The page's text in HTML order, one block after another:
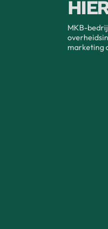
MKB-
marketing